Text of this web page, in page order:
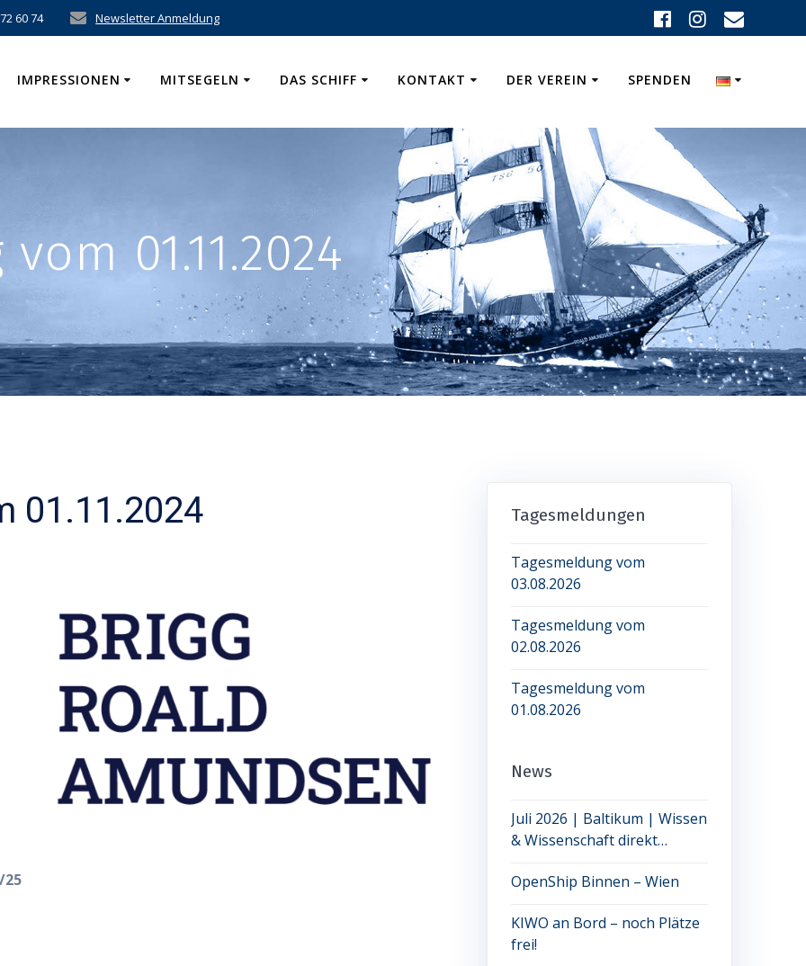
60 74 Newsletter Anmeldung
IMPRESSIONEN MITSEGELN DAS SCHIFF KONTAKT DER VEREIN SPENDEN
01.11.2024
01.11.2024 Tagesmeldungen
Tagesmeldung vom
03.08.2026
Tagesmeldung vom
02.08.2026
Tagesmeldung vom
01.08.2026
News
Juli 2026 | Baltikum | Wissen
& Wissenschaft direkt
OpenShip Binnen – Wien
KIWO an Bord – noch Plätze
frei!